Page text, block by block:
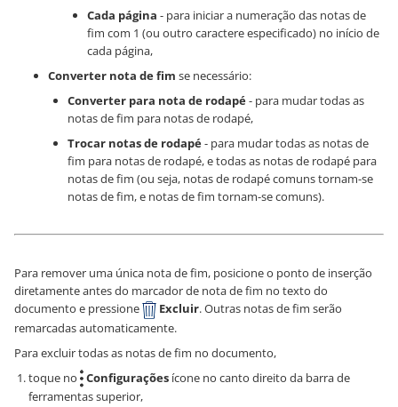
Cada página - para iniciar a numeração das notas de
fim com 1 (ou outro caractere especificado) no início de
cada página,
Converter nota de fim se necessário:
Converter para nota de rodapé- para mudar todas as
notas de fim para notas de rodapé,
Trocar notas de rodapé- para mudar todas as notas de
fim para notas de rodapé, e todas as notas de rodapé para
notas de fim (ou seja, notas de rodapé comuns tornam-se
notas de fim, e notas de fim tornam-se comuns).
Para remover uma única nota de fim, posicione o ponto de inserção
diretamente antes do marcador de nota de fim no texto do
documento e pressione
Excluir. Outras notas de fim serão
remarcadas automaticamente.
Para excluir todas as notas de fim no documento,
toque no
Configurações ícone no canto direito da barra de
ferramentas superior,